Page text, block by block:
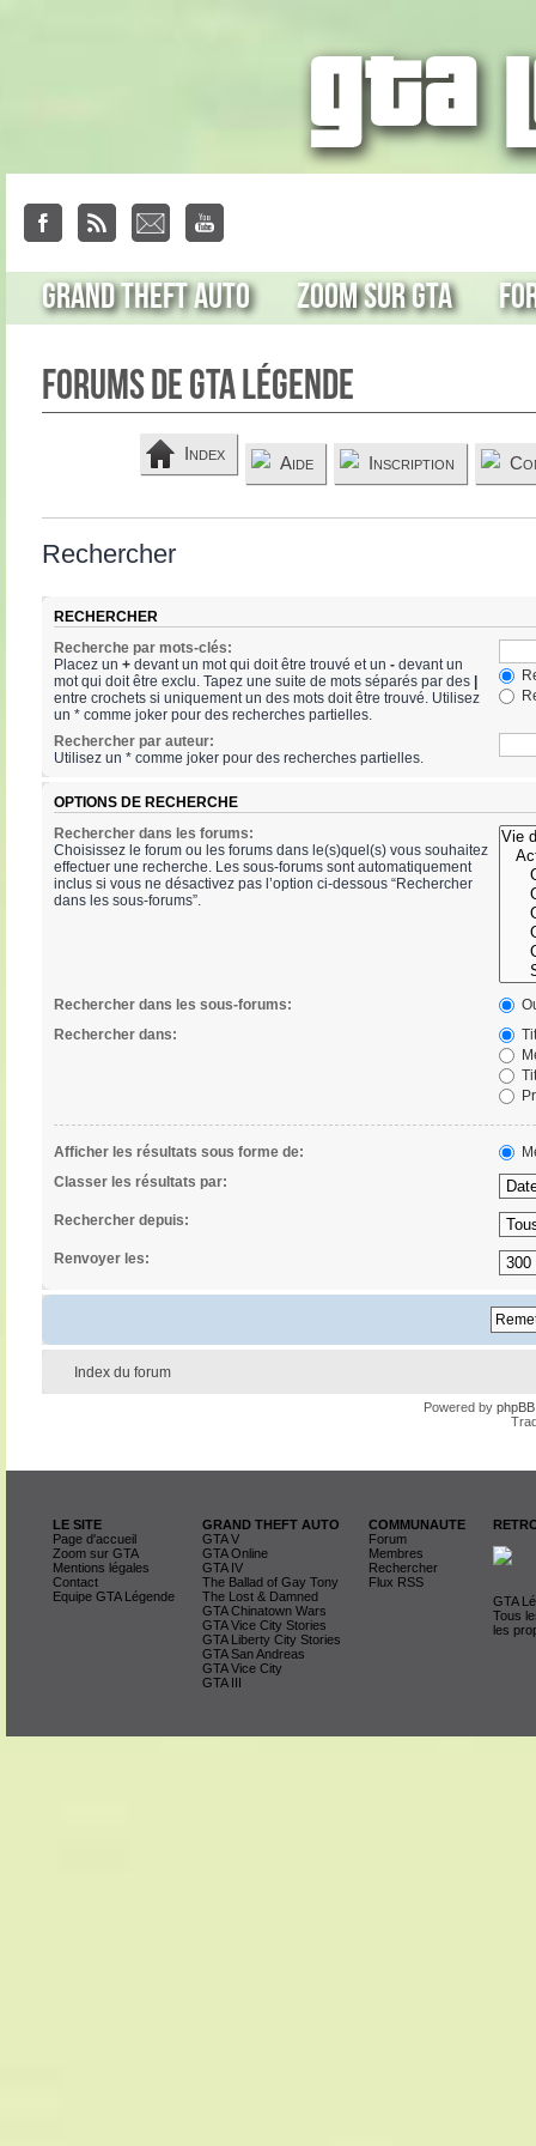
Grand Theft Auto Zoom sur GTA
Forums de GTA Légende
Index Aide Inscription
Rechercher
RECHERCHER
Recherche par mots-clés:
Placez un +devant un mot qui doit être trouvé et un -devant un
mot qui doit être exclu. Tapez une suite de mots séparés par des
entre crochets si uniquement un des mots doit être trouvé. Utilisez
un * comme joker pour des recherches partielles.
Rechercher par auteur:
Utilisez un * comme joker pour des recherches partielles.
OPTIONS DE RECHERCHE
Rechercher dans les forums:
Choisissez le forum ou les forums dans le(s)quel(s) vous souhaitez
effectuer une recherche. Les sous-forums sont automatiquement
inclus si vous ne désactivez pas l’option ci-dessous “Rechercher
dans les sous-forums”.
Rechercher dans les sous-forums:
Rechercher dans:
Afficher les résultats sous forme de:
Classer les résultats par:
Rechercher depuis:
Renvoyer les:
Index du forum
Powered by phpBB
LE SITE
Page d'accueil
Zoom sur GTA
Mentions légales
Contact
Equipe GTA Légende
GRAND THEFT AUTO
GTA V
GTA Online
GTA IV
The Ballad of Gay Tony
The Lost & Damned
GTA Chinatown Wars
GTA Vice City Stories
GTA Liberty City Stories
GTA San Andreas
GTA Vice City
GTA III
COMMUNAUTE
Forum
Membres
Rechercher
Flux RSS
GTA
Tous
les